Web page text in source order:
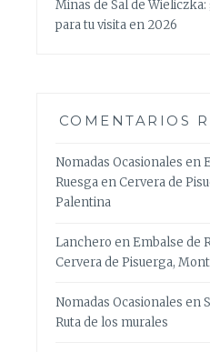
Minas de Sal de
para tu visita en 2026
COMENTARIOS
Nomadas Ocasionales en
Ruesga en Cervera de
Palentina
Lanchero enEmbalse de
Cervera de Pisuerga,
Nomadas Ocasionales en
Ruta de los murales